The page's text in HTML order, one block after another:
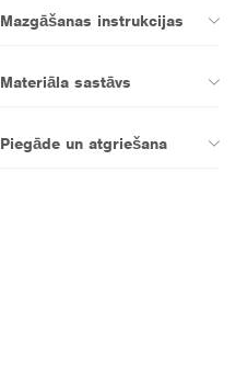
Mazgāšanas instrukcijas
Materiāla sastāvs
Piegāde un atgriešana